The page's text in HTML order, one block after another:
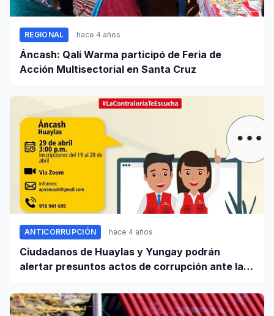
REGIONAL hace 4 años
Áncash: Qali Warma participó de Feria de
Acción Multisectorial en Santa Cruz
ANTICORRUPCIÓN hace 4 años
Ciudadanos de Huaylas y Yungay podrán
alertar presuntos actos de corrupción ante la